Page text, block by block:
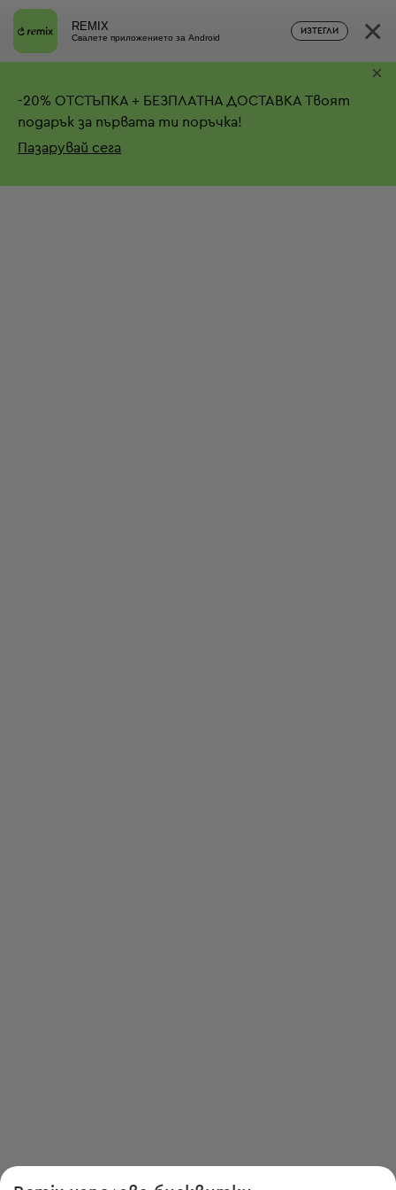
REMIX
Свалете приложението за Android
ИЗТЕГЛИ ×
-20% ОТСТЪПКА + БЕЗПЛАТНА ДОСТАВКА Твоят
подарък за първата ти поръчка!
Пазарувай сега
×